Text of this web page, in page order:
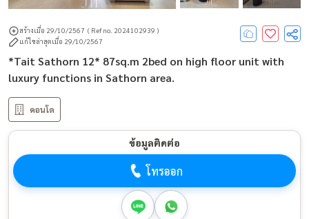
สร้างเมื่อ 29/10/2567 ( Ref no. 2024102939 )
แก้ไขล่าสุดเมื่อ 29/10/2567
*Tait Sathorn 12* 87sq.m 2bed on high floor unit with
luxury functions in Sathorn area.
คอนโด
ข้อมูลติดต่อ
โทรออก